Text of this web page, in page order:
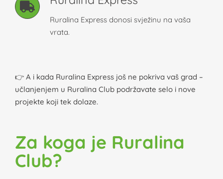
Ruralina Express donosi svježinu na vaša
vrata.
👉 A i kada Ruralina Express još ne pokriva vaš grad –
učlanjenjem u Ruralina Club podržavate selo i nove
projekte koji tek dolaze.
Za koga je Ruralina
Club?